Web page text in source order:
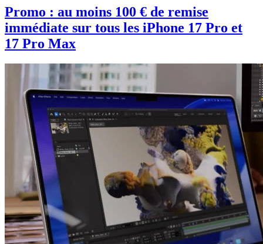
Promo : au moins 100 € de remise
immédiate sur tous les iPhone 17 Pro et
17 Pro Max